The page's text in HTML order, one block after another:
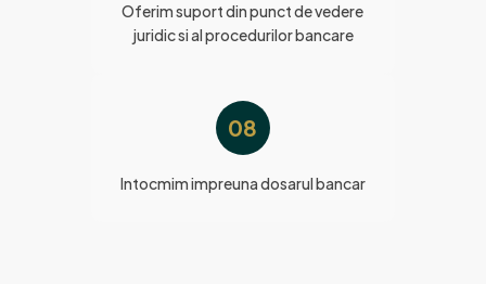
Oferim suport din punct de vedere
juridic si al procedurilor bancare
08
Intocmim impreuna dosarul bancar